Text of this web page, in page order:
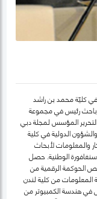
كليّة محمد بن راشد
باحث رئيس في مجموعة
المؤسس لمجلة دبي
الدولية في كلية
والمعلومات لأبحاث
الوطنية. حصل
الحوكمة الرقمية من
المعلومات من كلية لندن
في هندسة الكمبيوتر من